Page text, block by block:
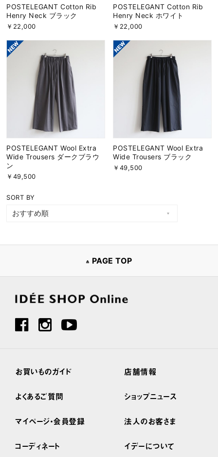
POSTELEGANT Cotton Rib
Henry Neck ブラック
￥22,000
POSTELEGANT Cotton Rib
Henry Neck ホワイト
￥22,000
POSTELEGANT Wool Extra
Wide Trousers ダークブラウ
ン
￥49,500
POSTELEGANT Wool Extra
Wide Trousers ブラック
￥49,500
SORT BY
PAGE TOP
お買いものガイド
よくあるご質問
マイページ・会員登録
コーディネート
店舗情報
ショップニュース
法人のお客さま
イデーについて